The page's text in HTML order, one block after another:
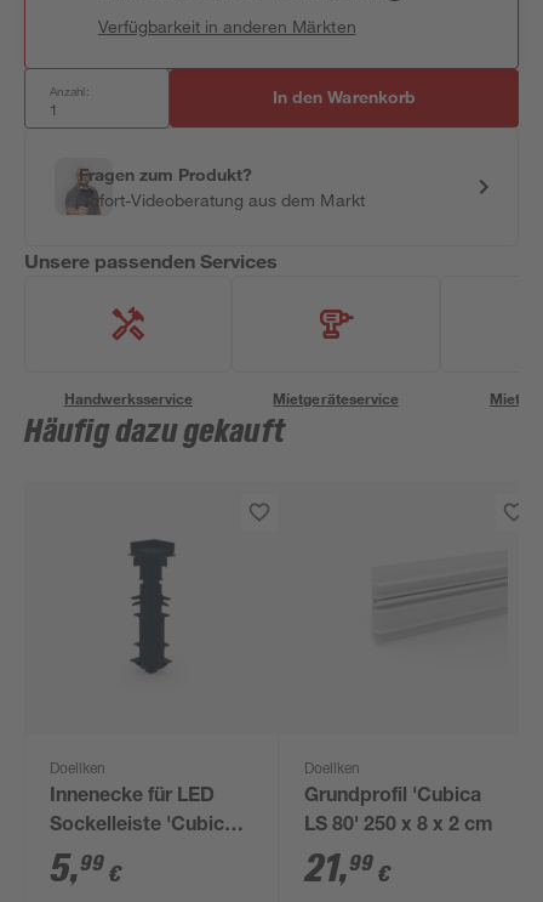
Verfügbarkeit in anderen Märkten
Anzahl: In den Warenkorb
Fragen zum Produkt?
Sofort-Videoberatung aus dem Markt
Unsere passenden Services
Handwerksservice Mietgeräteservice
Häufig dazu gekauft
Doellken
Innenecke für LED
Sockelleiste 'Cubica
LS 80' anthrazit
5,99 €
Doellken
Grundprofil 'Cubica
LS 80' 250 x 8 x 2 cm
21,99 €